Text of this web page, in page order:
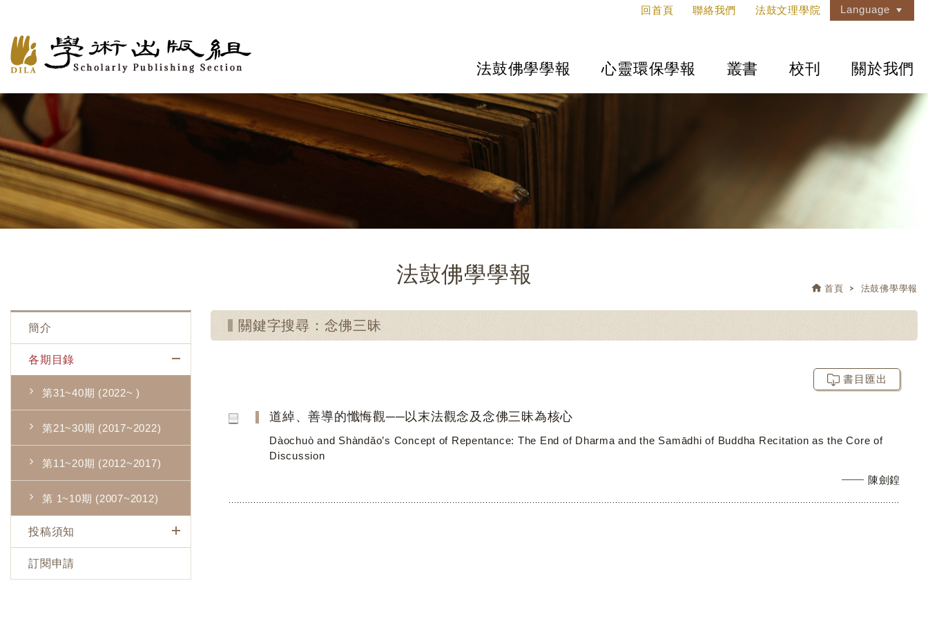
回首頁 聯絡我們 法鼓文理學院 Language
法鼓佛學學報 心靈環保學報 叢書 校刊 關於我們
法鼓佛學學報
首頁 法鼓佛學學報
簡介
各期目錄
第31~40期 (2022~ )
第21~30期 (2017~2022)
第11~20期 (2012~2017)
第 1~10期 (2007~2012)
投稿須知
訂閱申請
關鍵字搜尋：念佛三昧
書目匯出
道綽、善導的懺悔觀──以末法觀念及念佛三昧為核心
Dàochuò and Shàndǎo’s Concept of Repentance: The End of Dharma and the Samādhi of Buddha Recitation as the Core of
Discussion
陳劍鍠